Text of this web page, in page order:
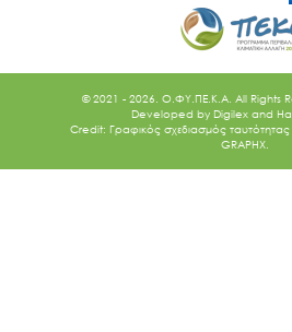
© 2021 - 2026. O.ΦΥ.ΠΕ.Κ.Α. All Rights
Developed by Digilex and
Credit: Γραφικός σχεδιασμός
GRAPHX.